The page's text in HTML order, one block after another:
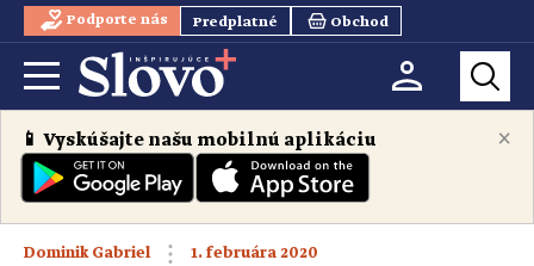
Podporte nás Predplatné Obchod
×
📱 Vyskúšajte našu mobilnú aplikáciu
Dominik Gabriel 1. februára 2020